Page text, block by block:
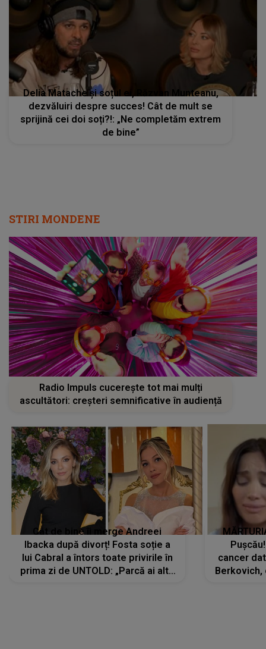
Delia Matache și soțul ei, Răzvan Munteanu,
dezvăluiri despre succes! Cât de mult se
sprijină cei doi soți?!: „Ne completăm extrem
de bine”
STIRI MONDENE
Radio Impuls cucerește tot mai mulți
ascultători: creșteri semnificative în audiență
Cât de bine îi merge Andreei
Ibacka după divorț! Fosta soție a
lui Cabral a întors toate privirile în
prima zi de UNTOLD: „Parcă ai altă
cancer